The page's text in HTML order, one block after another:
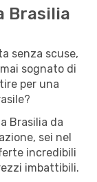
Brasilia
senza scuse,
sognato di
per una
Brasilia da
sei nel
incredibili
imbattibili.